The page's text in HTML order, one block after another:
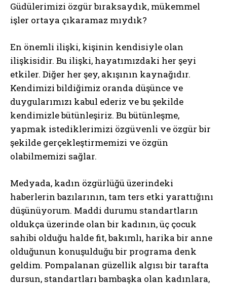
Güdülerimizi özgür bıraksaydık, mükemmel
işler ortaya çıkaramaz mıydık?
En önemli ilişki, kişinin kendisiyle olan
ilişkisidir. Bu ilişki, hayatımızdaki her şeyi
etkiler. Diğer her şey, akışının kaynağıdır.
Kendimizi bildiğimiz oranda düşünce ve
duygularımızı kabul ederiz ve bu şekilde
kendimizle bütünleşiriz. Bu bütünleşme,
yapmak istediklerimizi özgüvenli ve özgür bir
şekilde gerçekleştirmemizi ve özgün
olabilmemizi sağlar.
Medyada, kadın özgürlüğü üzerindeki
haberlerin bazılarının, tam ters etki yarattığını
düşünüyorum. Maddi durumu standartların
oldukça üzerinde olan bir kadının, üç çocuk
sahibi olduğu halde fit, bakımlı, harika bir anne
olduğunun konuşulduğu bir programa denk
geldim. Pompalanan güzellik algısı bir tarafta
dursun, standartları bambaşka olan kadınlara,